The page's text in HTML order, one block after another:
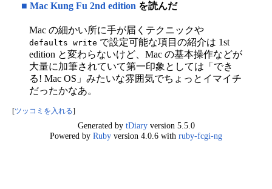
■ Mac Kung Fu 2nd edition を読んだ
Mac の細かい所に手が届くテクニックや
defaults write で設定可能な項目の紹介は 1st
edition と変わらないけど、Mac の基本操作などが
大量に加筆されていて第一印象としては「でき
る! Mac OS」みたいな雰囲気でちょっとイマイチ
だったかなあ。
[ツッコミを入れる]
Generated by tDiaryversion 5.5.0
Powered by Ruby version 4.0.6 with ruby-fcgi-ng